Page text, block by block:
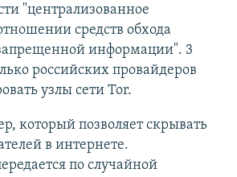
"централизованное
средств обхода
информации". 3
российских провайдеров
узлы сети Tor.
который позволяет скрывать
в интернете.
по случайной